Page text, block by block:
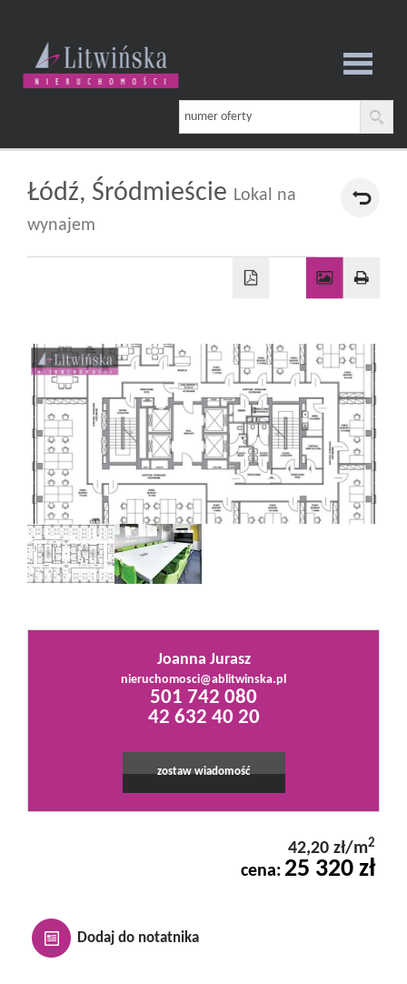
Strona
główna
Oferta
Mieszkania
Domy
Kontakt
Łódź, Śródmieście Lokal na
wynajem
Joanna Jurasz
nieruchomosci@ablitwinska.pl
501 742 080
42 632 40 20
zostaw wiadomość
42,20 zł/m2
cena: 25 320 zł
Dodaj do notatnika